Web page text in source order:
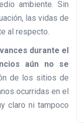
ambiente. Sin
las vidas de
al respecto.
durante el
aún no se
de los sitios de
ocurridas en el
claro ni tampoco